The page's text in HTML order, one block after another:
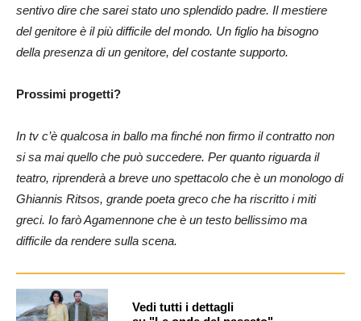
sentivo dire che sarei stato uno splendido padre. Il mestiere
del genitore è il più difficile del mondo. Un figlio ha bisogno
della presenza di un genitore, del costante supporto.
Prossimi progetti?
In tv c’è qualcosa in ballo ma finché non firmo il contratto non
si sa mai quello che può succedere. Per quanto riguarda il
teatro, riprenderà a breve uno spettacolo che è un monologo di
Ghiannis Ritsos, grande poeta greco che ha riscritto i miti
greci. Io farò Agamennone che è un testo bellissimo ma
difficile da rendere sulla scena.
Vedi tutti i dettagli